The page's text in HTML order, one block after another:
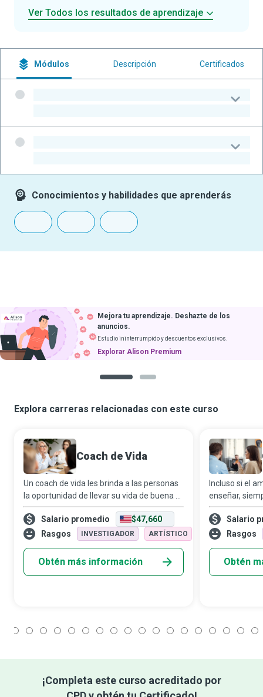
Ver Todos los resultados de aprendizaje
Módulos Descripción Certificados
Conocimientos y habilidades que aprenderás
Descarga cursos
y aprende sin internet
Próximamente en iOS
Explora carreras relacionadas con este curso
Coach de Vida
Un coach de vida les brinda a las personas
la oportunidad de llevar su vida de buena a
excelente. Facilita el crecimiento y el
progreso al ofrecer apoyo a sus clientes
para mejorar sus relaciones, car
Salario promedio
$47,660
Rasgos
INVESTIGADOR ARTÍSTICO
Obtén más información
Incluso si el
enseñar,
en el camino
y cultivarlo. Si
poco
Salario
Rasgos
Obtén
¡Completa este curso acreditado por